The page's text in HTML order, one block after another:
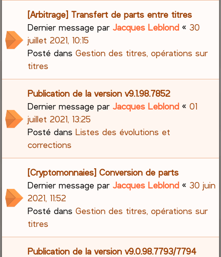
[Arbitrage] Transfert de parts entre titres
Dernier message parJacques Leblond «30
juillet 2021, 10:15
Posté dansGestion des titres, opérations sur
titres
Publication de la version v9.1.98.7852
Dernier message parJacques Leblond «01
juillet 2021, 13:25
Posté dansListes des évolutions et
corrections
[Cryptomonnaies] Conversion de parts
Dernier message parJacques Leblond «30 juin
2021, 11:52
Posté dansGestion des titres, opérations sur
titres
Publication de la version v9.0.98.7793/7794